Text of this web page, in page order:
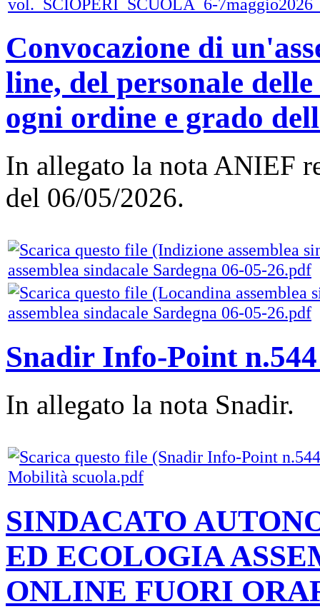
Convocazione di
line, del personale
ogni ordine e grado
In allegato la nota ANIEF
del 06/05/2026.
assemblea sindacale Sardegna 06-05-26.pdf
assemblea sindacale Sardegna 06-05-26.pdf
Snadir Info-Point
In allegato la nota Snadir.
Mobilità scuola.pdf
SINDACATO
ED ECOLOGIA
ONLINE FUORI